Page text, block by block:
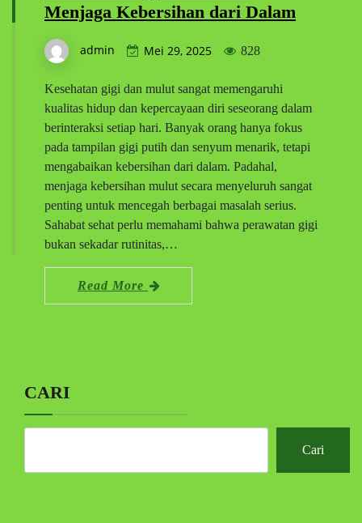
Menjaga Kebersihan dari Dalam
admin Mei 29, 2025 828
Kesehatan gigi dan mulut sangat memengaruhi
kualitas hidup dan kepercayaan diri seseorang dalam
berinteraksi setiap hari. Banyak orang hanya fokus
pada tampilan gigi putih dan senyum menarik, tetapi
mengabaikan kebersihan dari dalam. Padahal,
menjaga kebersihan mulut secara menyeluruh sangat
penting untuk mencegah berbagai masalah serius.
Sahabat sehat perlu memahami bahwa perawatan gigi
bukan sekadar rutinitas,…
Read More
CARI
Cari